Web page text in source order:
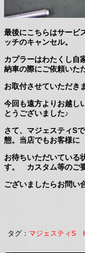
最後にこちらはサービ
ッチのキャンセル。
カプラーはわたくし自
納車の際にご依頼いた
お取付させていただき
今回も遠方よりお越し
とうございました♪
さて、マジェスティS
態。当店でもお客様に
お待ちいただいている
す。 カスタム等のご
ございましたらお問い
タグ：マジェスティS